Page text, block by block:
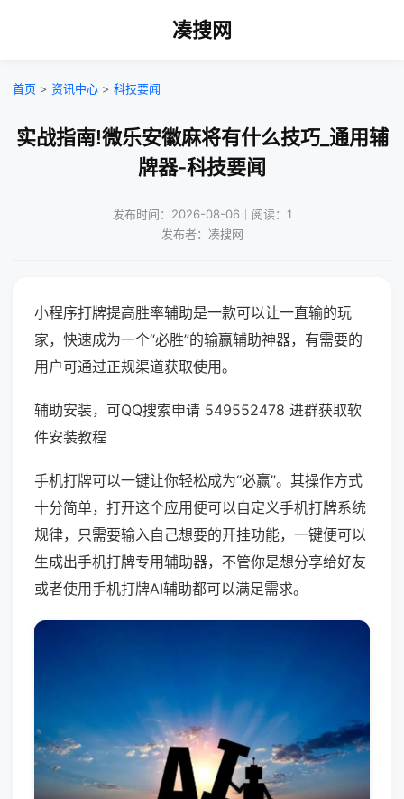
凑搜网
首页 > 资讯中心 > 科技要闻
实战指南!微乐安徽麻将有什么技巧_通用辅
牌器-科技要闻
发布时间：2026-08-06｜阅读：1
发布者：凑搜网
小程序打牌提高胜率辅助是一款可以让一直输的玩
家，快速成为一个“必胜”的输赢辅助神器，有需要的
用户可通过正规渠道获取使用。
辅助安装，可QQ搜索申请 549552478 进群获取软
件安装教程
手机打牌可以一键让你轻松成为“必赢”。其操作方式
十分简单，打开这个应用便可以自定义手机打牌系统
规律，只需要输入自己想要的开挂功能，一键便可以
生成出手机打牌专用辅助器，不管你是想分享给好友
或者使用手机打牌AI辅助都可以满足需求。